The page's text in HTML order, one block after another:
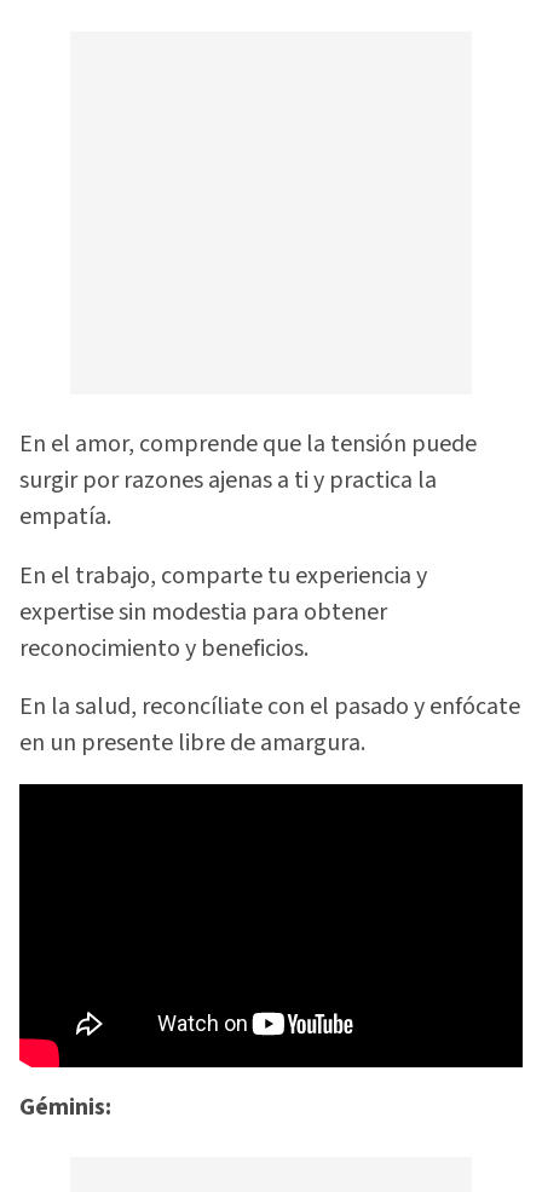
En el amor, comprende que la tensión puede
surgir por razones ajenas a ti y practica la
empatía.
En el trabajo, comparte tu experiencia y
expertise sin modestia para obtener
reconocimiento y beneficios.
En la salud, reconcíliate con el pasado y enfócate
en un presente libre de amargura.
Géminis: